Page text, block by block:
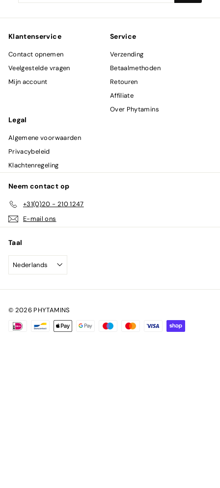
in
Klantenservice
Contact opnemen
Veelgestelde vragen
Mijn account
Service
Verzending
Betaalmethoden
Retouren
Affiliate
Over Phytamins
Legal
Algemene voorwaarden
Privacybeleid
Klachtenregeling
Neem contact op
+31(0)20 - 210 1247
E-mail ons
Taal
Nederlands
© 2026 PHYTAMINS